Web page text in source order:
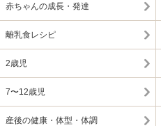
赤ちゃんの成長・発達
離乳食レシピ
2歳児
7〜12歳児
産後の健康・体型・体調